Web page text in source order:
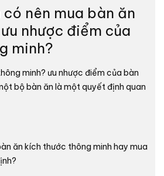
có nên mua bàn ăn
nhược điểm của
minh?
minh? ưu nhược điểm của bàn
bộ bàn ăn là một quyết định quan